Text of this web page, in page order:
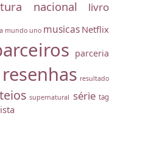
nacional livro
mundo uno musicas Netflix
parceria
resenhas resultado
supernatural série tag